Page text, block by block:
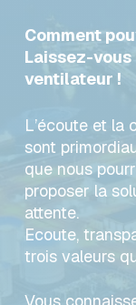
Comment
Laissez-
ventilateur !
L’écoute et la
sont
que nous
proposer la
attente.
Ecoute,
trois valeurs